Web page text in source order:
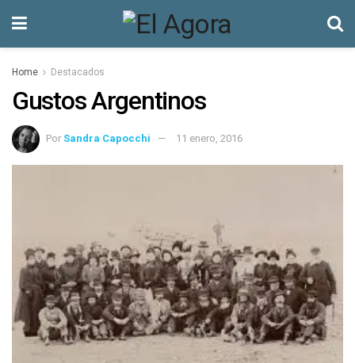
Home Destacados
Gustos Argentinos
Por Sandra Capocchi 11 enero, 2016